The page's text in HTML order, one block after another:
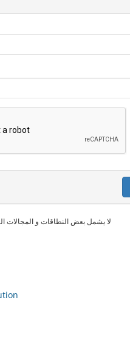
* لا يشمل بعض النطاقات و المجالات